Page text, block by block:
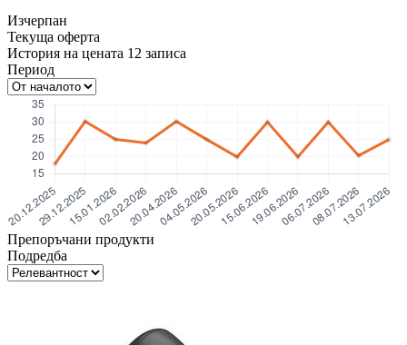
Изчерпан
Текуща оферта
История на цената 12 записа
Период
Препоръчани продукти
Подредба